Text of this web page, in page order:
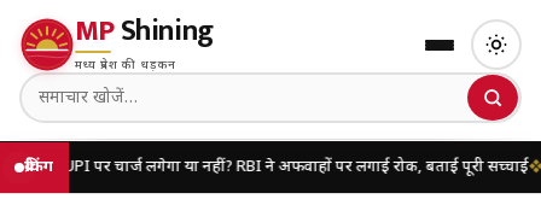
MPShining
मध्य प्रदेश की धड़कन
ब्रेकिंग
चार्ज लगेगा या नहीं? RBI ने अफवाहों पर लगाई रोक, बताई पूरी सच्चाई यूपी में जब्त